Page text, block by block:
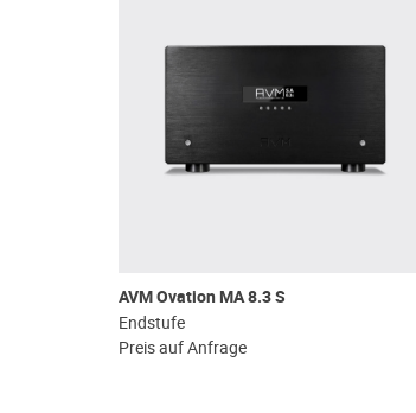
AVM Ovation MA 8.3 S
Endstufe
Preis auf Anfrage